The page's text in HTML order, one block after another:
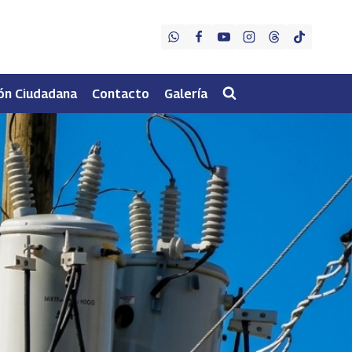
Ciudadana Contacto Galería